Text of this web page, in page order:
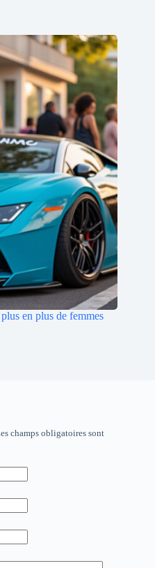
en plus de femmes
champs obligatoires sont